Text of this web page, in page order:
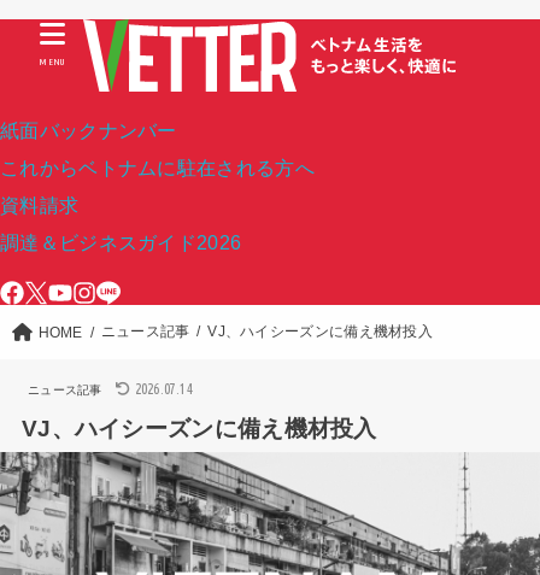
紙面バックナンバー
これからベトナムに駐在される方へ
資料請求
調達＆ビジネスガイド2026
MENU
HOME ニュース記事 VJ、ハイシーズンに備え機材投入
ニュース記事 2026.07.14
VJ、ハイシーズンに備え機材投入